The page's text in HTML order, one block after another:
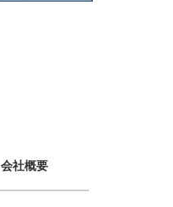
会社概要